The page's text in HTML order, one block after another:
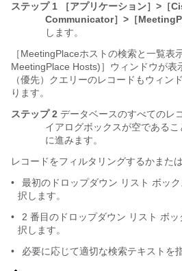
ステップ 1
［アプリケーション］>
Communicator］>［
します。
［MeetingPlaceホストの検索と一覧表
MeetingPlace Hosts)］ウィンドウが表
（優先）クエリーのレコードもウィン
ります。
ステップ 2 データベースのすべてのレ
イアログボックスが空であるこ
に進みます。
レコードをフィルタリングするかまた
•
最初のドロップダウン リスト ボッ
択します。
•
2 番目のドロップダウン リスト ボ
択します。
•
必要に応じて適切な検索テキストを